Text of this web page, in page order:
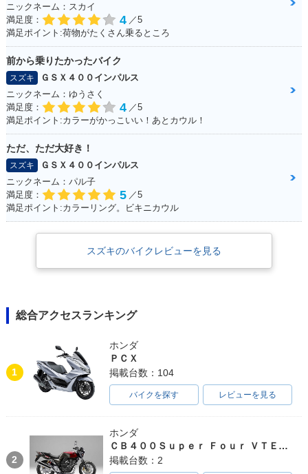
ニックネーム：スカイ
満足度：
4 ／5
満足ポイント:荷物がたくさん乗るところ
前から乗りたかったバイク
スズキ
ＧＳＸ４００インパルス
ニックネーム：ゆうさく
満足度：
4 ／5
満足ポイント:カラーがかっこいい！あとカウル！
ただ、ただ大好き！
スズキ
ＧＳＸ４００インパルス
ニックネーム：パル子
満足度：
5 ／5
満足ポイント:カラーリング。ビキニカウル
スズキのバイクレビューを見る
総合アクセスランキング
1
ホンダ
ＰＣＸ
掲載台数：104
バイクを探す レビューを見る
2
ホンダ
ＣＢ４００Ｓｕｐｅｒ Ｆｏｕｒ ＶＴＥＣ ＳＰＥＣ３
掲載台数：2